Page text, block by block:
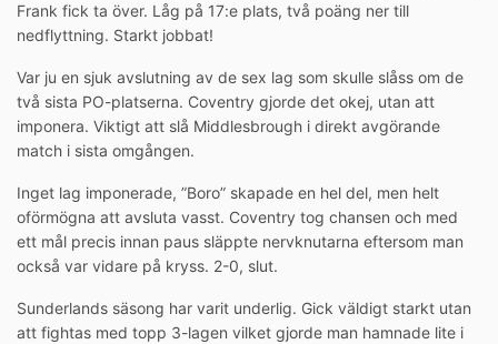
Frank fick ta över. Låg på 17:e plats, två poäng ner till
nedflyttning. Starkt jobbat!
Var ju en sjuk avslutning av de sex lag som skulle slåss om de
två sista PO-platserna. Coventry gjorde det okej, utan att
imponera. Viktigt att slå Middlesbrough i direkt avgörande
match i sista omgången.
Inget lag imponerade, ”Boro” skapade en hel del, men helt
oförmögna att avsluta vasst. Coventry tog chansen och med
ett mål precis innan paus släppte nervknutarna eftersom man
också var vidare på kryss. 2-0, slut.
Sunderlands säsong har varit underlig. Gick väldigt starkt utan
att fightas med topp 3-lagen vilket gjorde man hamnade lite i